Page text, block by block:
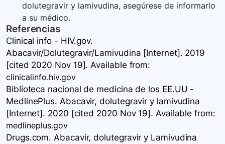
dolutegravir y lamivudina, asegúrese de informarlo
a su médico.
Referencias
Clinical info - HIV.gov.
Abacavir/Dolutegravir/Lamivudina [Internet]. 2019
[cited 2020 Nov 19]. Available from:
clinicalinfo.hiv.gov
Biblioteca nacional de medicina de los EE.UU -
MedlinePlus. Abacavir, dolutegravir y lamivudina
[Internet]. 2020 [cited 2020 Nov 19]. Available from:
medlineplus.gov
Drugs.com. Abacavir, dolutegravir y Lamivudina